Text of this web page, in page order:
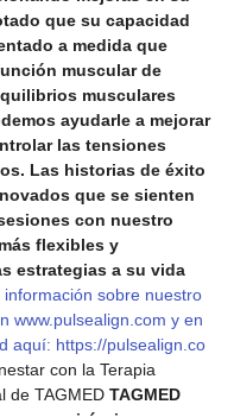
que su capacidad
a medida que
muscular de
musculares
ayudarle a mejorar
las tensiones
Las historias de éxito
que se sienten
con nuestro
flexibles y
estrategias a su vida
sobre nuestro
www.pulsealign.com y en
aquí: https://pulsealign.co
con la Terapia
de TAGMED TAGMED